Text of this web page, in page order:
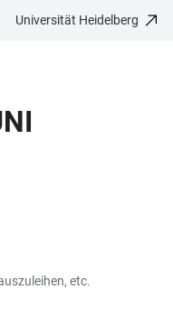
Universität Heidelberg
etc.